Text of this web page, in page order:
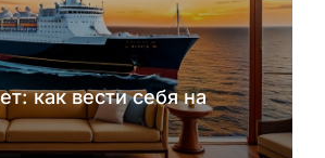
как вести себя на